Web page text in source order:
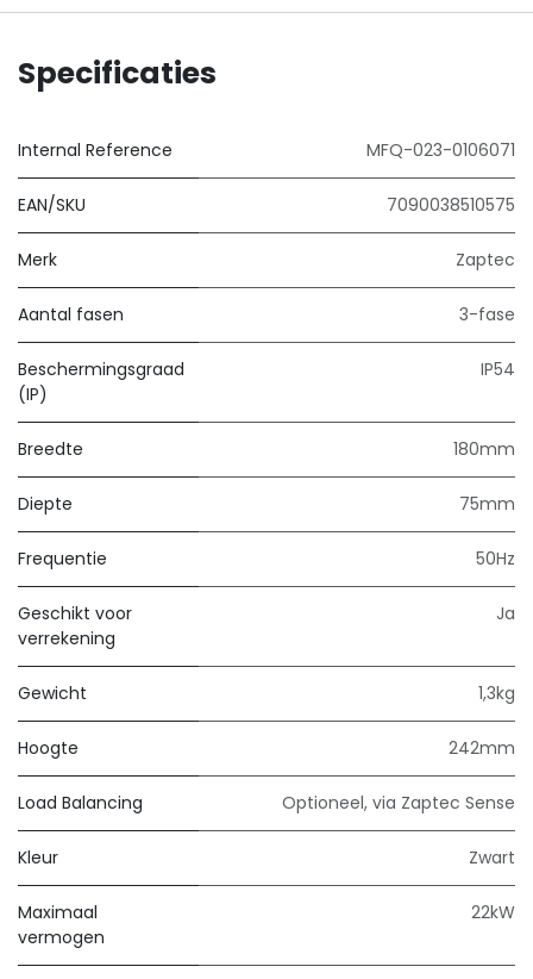
Specificaties
Internal Reference MFQ-023-0106071
EAN/SKU 7090038510575
Merk Zaptec
Aantal fasen 3-fase
Beschermingsgraad
(IP)
IP54
Breedte 180mm
Diepte 75mm
Frequentie 50Hz
Geschikt voor
verrekening
Ja
Gewicht 1,3kg
Hoogte 242mm
Load Balancing Optioneel, via Zaptec Sense
Kleur Zwart
Maximaal
vermogen
22kW